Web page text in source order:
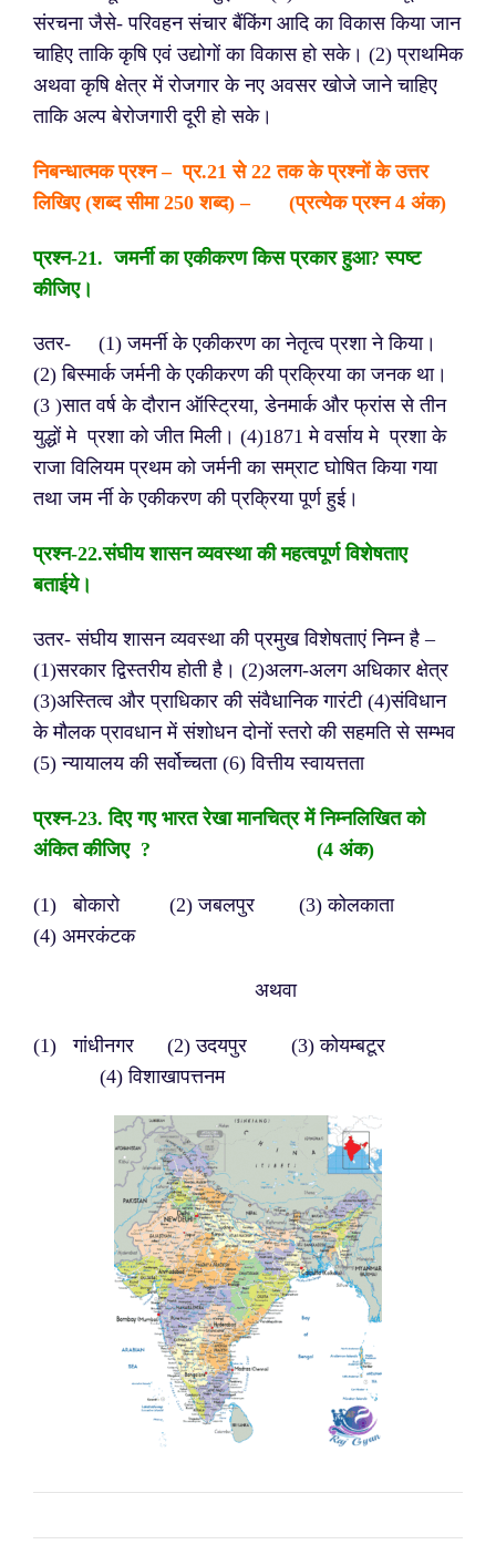
संरचना जैसे- परिवहन संचार बैंकिंग आदि का विकास किया जान
चाहिए ताकि कृषि एवं उद्योगों का विकास हो सके। (2) प्राथमिक
अथवा कृषि क्षेत्र में रोजगार के नए अवसर खोजे जाने चाहिए
ताकि अल्प बेरोजगारी दूरी हो सके।
निबन्धात्मक प्रश्न – प्र.21 से 22 तक के प्रश्नों के उत्तर
लिखिए (शब्द सीमा 250 शब्द) – (प्रत्येक प्रश्न 4 अंक)
प्रश्न-21. जमर्नी का एकीकरण किस प्रकार हुआ? स्पष्ट
कीजिए।
उतर- (1) जमर्नी के एकीकरण का नेतृत्व प्रशा ने किया।
(2) बिस्मार्क जर्मनी के एकीकरण की प्रक्रिया का जनक था।
(3 )सात वर्ष के दौरान ऑस्ट्रिया, डेनमार्क और फ्रांस से तीन
युद्धों मे प्रशा को जीत मिली। (4)1871 मे वर्साय मे प्रशा के
राजा विलियम प्रथम को जर्मनी का सम्राट घोषित किया गया
तथा जम र्नी के एकीकरण की प्रक्रिया पूर्ण हुई।
प्रश्न-22.संघीय शासन व्यवस्था की महत्वपूर्ण विशेषताए
बताईये।
उतर- संघीय शासन व्यवस्था की प्रमुख विशेषताएं निम्न है –
(1)सरकार द्विस्तरीय होती है। (2)अलग-अलग अधिकार क्षेत्र
(3)अस्तित्व और प्राधिकार की संवैधानिक गारंटी (4)संविधान
के मौलक प्रावधान में संशोधन दोनों स्तरो की सहमति से सम्भव
(5) न्यायालय की सर्वोच्चता (6) वित्तीय स्वायत्तता
प्रश्न-23. दिए गए भारत रेखा मानचित्र में निम्नलिखित को
अंकित कीजिए ?
(4 अंक)
(1) बोकारो (2) जबलपुर (3) कोलकाता
(4) अमरकंटक
अथवा
(1) गांधीनगर (2) उदयपुर (3) कोयम्बटूर
(4) विशाखापत्तनम